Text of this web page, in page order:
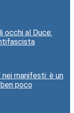
occhi al Duce:
nei manifesti: è un
poco